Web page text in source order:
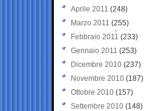
Aprile 2011 (248)
Marzo 2011 (255)
Febbraio 2011 (233)
Gennaio 2011 (253)
Dicembre 2010 (237)
Novembre 2010 (187)
Ottobre 2010 (157)
Settembre 2010 (148)